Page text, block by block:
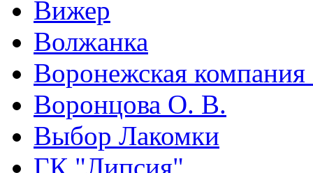
Вижер
Волжанка
Воронежская
Воронцова О. В.
Выбор Лакомки
ГК "Липсия"